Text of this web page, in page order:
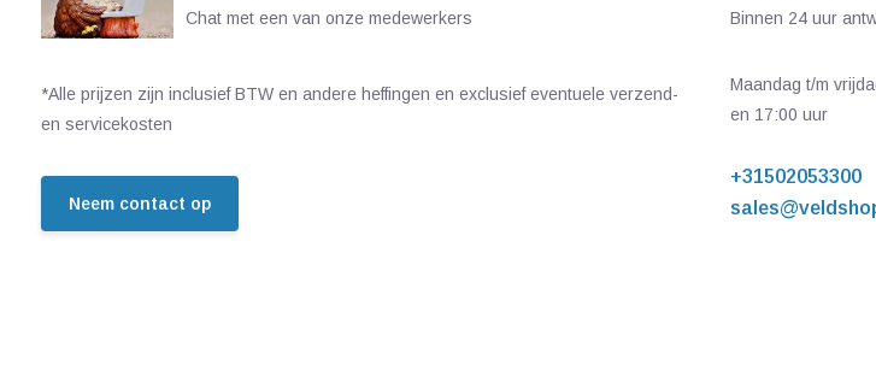
Chat met een van onze medewerkers
*Alle prijzen zijn inclusief BTW en andere heffingen en exclusief eventuele verzend-
en servicekosten
Neem contact op
Binnen 24 uur
Maandag t/m
en 17:00 uur
+31502053300